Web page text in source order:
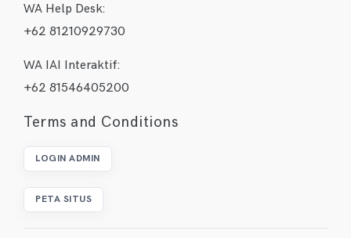
WA Help Desk:
+62 81210929730
WA IAI Interaktif:
+62 81546405200
Terms and Conditions
LOGIN ADMIN
PETA SITUS